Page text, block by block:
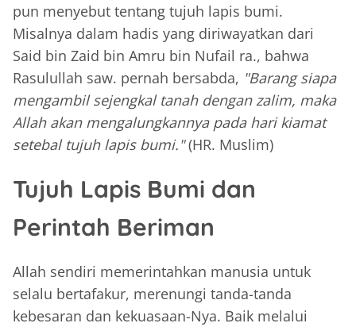
pun menyebut tentang tujuh lapis bumi.
Misalnya dalam hadis yang diriwayatkan dari
Said bin Zaid bin Amru bin Nufail ra., bahwa
Rasulullah saw. pernah bersabda, "Barang siapa
mengambil sejengkal tanah dengan zalim, maka
Allah akan mengalungkannya pada hari kiamat
setebal tujuh lapis bumi."(HR. Muslim)
Tujuh Lapis Bumi dan
Perintah Beriman
Allah sendiri memerintahkan manusia untuk
selalu bertafakur, merenungi tanda-tanda
kebesaran dan kekuasaan-Nya. Baik melalui